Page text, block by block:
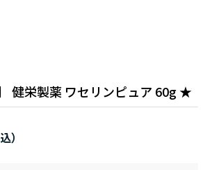
健栄製薬 ワセリンピュア 60g ★